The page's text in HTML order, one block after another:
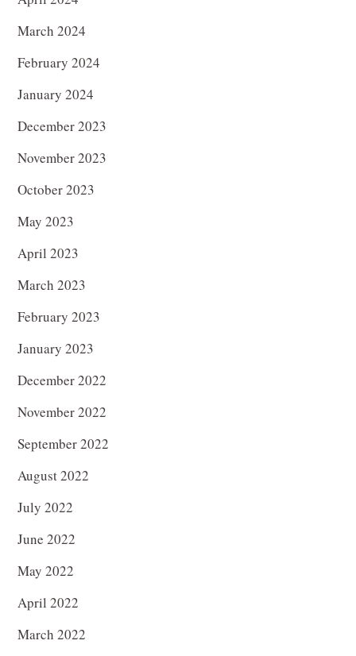
March 2024
February 2024
January 2024
December 2023
November 2023
October 2023
May 2023
April 2023
March 2023
February 2023
January 2023
December 2022
November 2022
September 2022
August 2022
July 2022
June 2022
May 2022
April 2022
March 2022